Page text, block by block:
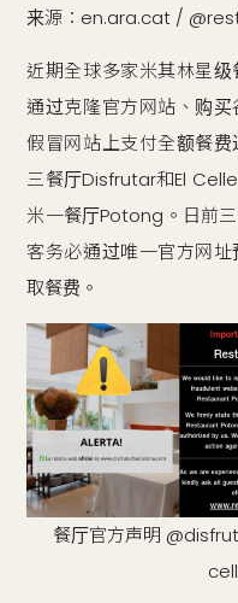
来源：en.ara.cat /
近期全球多家米其林星
通过克隆官方网站、购
假冒网站上支付全额餐
三餐厅Disfrutar和El
米一餐厅Potong。日前
客务必通过唯一官方网
取餐费。
餐厅官方声明